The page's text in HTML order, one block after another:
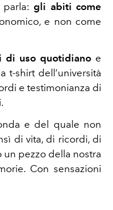
gli abiti come
e non come
di uso quotidiano e
t-shirt dell’università
e testimonianza di
e del quale non
di vita, di ricordi, di
pezzo della nostra
Con sensazioni